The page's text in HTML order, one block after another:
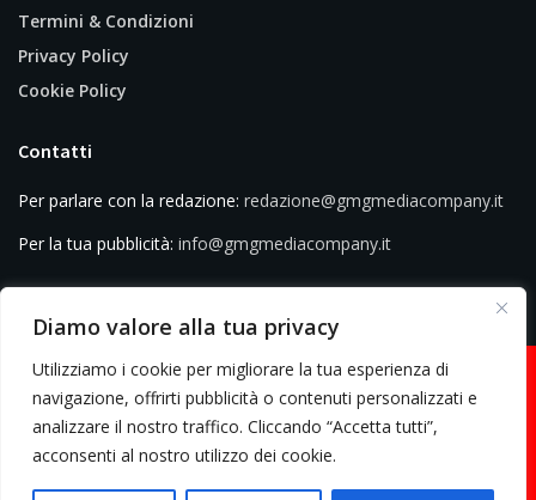
Diamo valore alla tua privacy
Utilizziamo i cookie per migliorare la tua esperienza di
navigazione, offrirti pubblicità o contenuti personalizzati e
analizzare il nostro traffico. Cliccando “Accetta tutti”,
acconsenti al nostro utilizzo dei cookie.
Termini & Condizioni
Privacy Policy
Cookie Policy
Contatti
Per parlare con la redazione: redazione@gmgmediacompany.it
Per la tua pubblicità: info@gmgmediacompany.it
© 2026 GMG Media Company Di Mossutti Gianluca | Sede legale: Corso